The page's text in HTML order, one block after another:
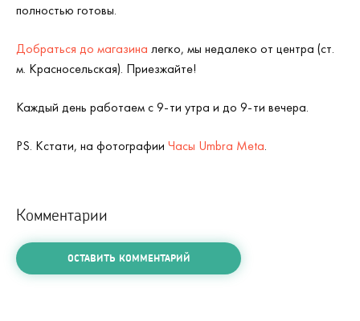
полностью готовы.
Добраться до магазина легко, мы недалеко от центра (ст.
м. Красносельская). Приезжайте!
Каждый день работаем с 9-ти утра и до 9-ти вечера.
PS. Кстати, на фотографии Часы Umbra Meta.
Комментарии
ОСТАВИТЬ КОММЕНТАРИЙ